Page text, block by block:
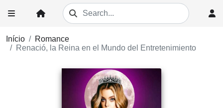
Início
Romance
Renació, la Reina en el Mundo del Entretenimiento